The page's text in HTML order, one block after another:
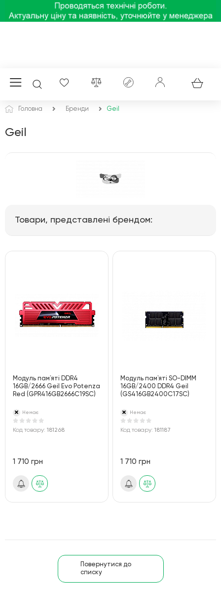
Головна Бренди Geil
Geil
Товари, представлені брендом:
Модуль пам`ятi DDR4
16GB/2666 Geil Evo Potenza
Red (GPR416GB2666C19SC)
Немає
Код товару: 181268
1 710 грн
Модуль пам`ятi SO-DIMM
16GB/2400 DDR4 Geil
(GS416GB2400C17SC)
Немає
Код товару:181187
1 710 грн
Повернутися до
списку